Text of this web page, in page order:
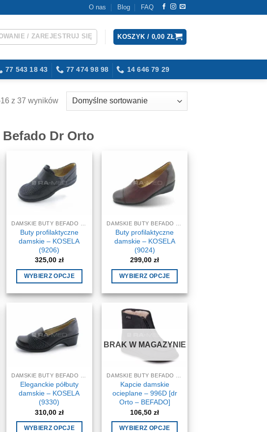
O nas Blog FAQ
/ ZAREJESTRUJ SIĘ KOSZYK / 0,00 ZŁ
77 543 18 43 77 474 98 98 14 646 79 29
z 37 wyników
Dr Orto
Buty profilaktyczne
damskie – KOSELA
(9206)
325,00 zł
WYBIERZ OPCJE
produkt
wiele
wariantów.
Opcje
na
stronie
produktu
Buty profilaktyczne
damskie – KOSELA
(9024)
299,00zł
WYBIERZ OPCJE
produkt
ma
wiele
wariantów.
Opcje
na
stronie
produktu
DAMSKIE BUTY BEFADO DR ORTO
Eleganckie półbuty
damskie – KOSELA
(9330)
310,00 zł
WYBIERZ OPCJE
BRAK W MAGAZYNIE
DAMSKIE BUTY BEFADO DR ORTO
Kapcie damskie
ocieplane – 996D [dr
Orto – BEFADO]
106,50zł
WYBIERZ OPCJE